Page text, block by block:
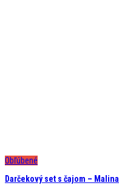
Obľúbené
Darčekový set s čajom – Malina